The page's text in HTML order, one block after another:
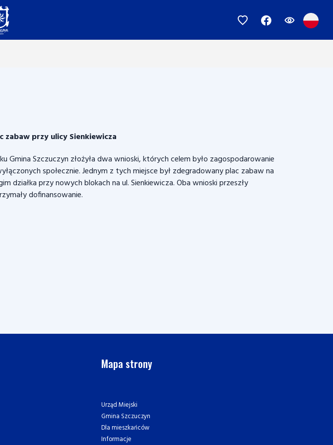
zabaw przy ulicy Sienkiewicza
Gmina Szczuczyn złożyła dwa wnioski, których celem było zagospodarowanie
społecznie. Jednym z tych miejsce był zdegradowany plac zabaw na
działka przy nowych blokach na ul. Sienkiewicza. Oba wnioski przeszły
dofinansowanie.
Mapa strony
Urząd Miejski
Gmina Szczuczyn
Dla mieszkańców
Informacje